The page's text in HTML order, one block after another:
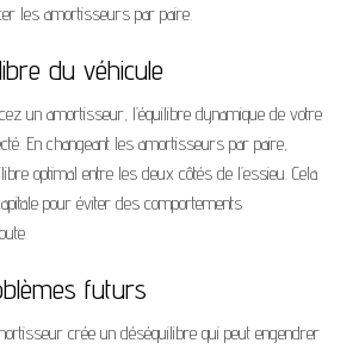
les amortisseurs par paire.
du véhicule
un amortisseur, l’équilibre dynamique de votre
En changeant les amortisseurs par paire,
optimal entre les deux côtés de l’essieu. Cela
pour éviter des comportements
futurs
crée un déséquilibre qui peut engendrer